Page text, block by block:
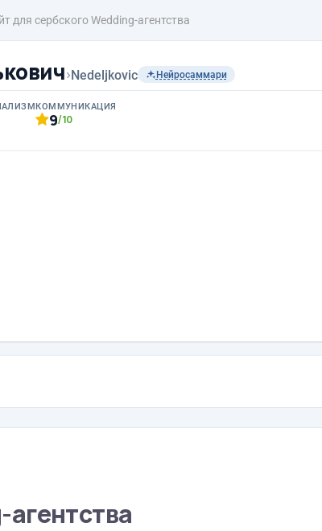
для сербского Wedding-агентства
›Nedeljkovic Нейросаммари
КОММУНИКАЦИЯ
9/10